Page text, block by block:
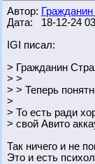
Автор:
Дата: 18-12-24
IGI писал:
> Гражданин
> >
> > Теперь
>
> То есть ради
> свой Авито
Так ничего и не
Это и есть